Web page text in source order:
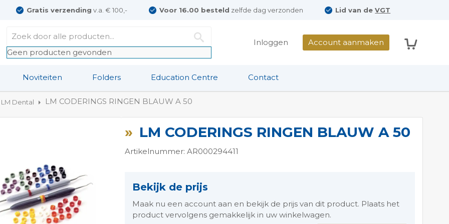
Gratis verzending v.a. € 100,- Voor 16.00 besteld zelfde dag verzonden Lid van deVGT
Geen producten gevonden
Inloggen Account aanmaken
Noviteiten Folders Education Centre Contact
LM Dental LM CODERINGS RINGEN BLAUW A 50
LM CODERINGS RINGEN BLAUW A 50
Artikelnummer: AR000294411
Bekijk de prijs
Maak nu een account aan en bekijk de prijs van dit product. Plaats het
product vervolgens gemakkelijk in uw winkelwagen.